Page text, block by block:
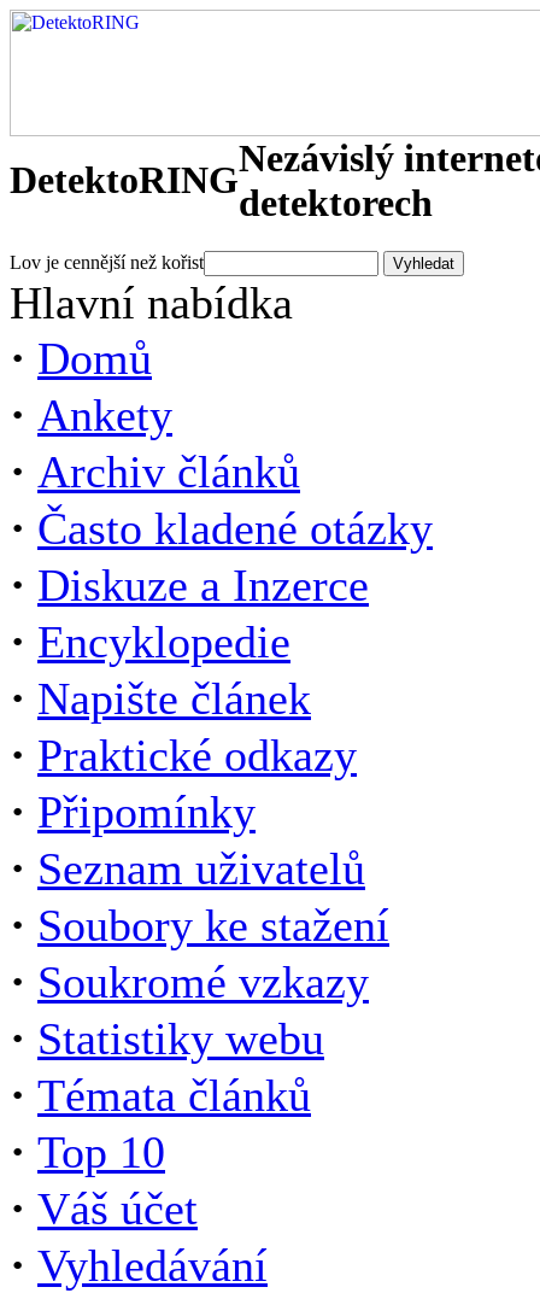
DetektoRINGNezávislý
detektorech
Lov je cennější než kořist
Hlavní nabídka
· Domů
· Ankety
· Archiv článků
· Často kladené otázky
· Diskuze a Inzerce
· Encyklopedie
· Napište článek
· Praktické odkazy
· Připomínky
· Seznam uživatelů
· Soubory ke stažení
· Soukromé vzkazy
· Statistiky webu
· Témata článků
· Top 10
· Váš účet
· Vyhledávání